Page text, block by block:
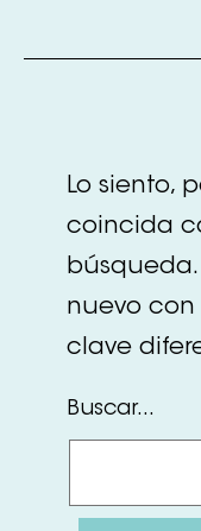
Lo siento,
coincida
búsqueda.
nuevo
clave
Buscar...